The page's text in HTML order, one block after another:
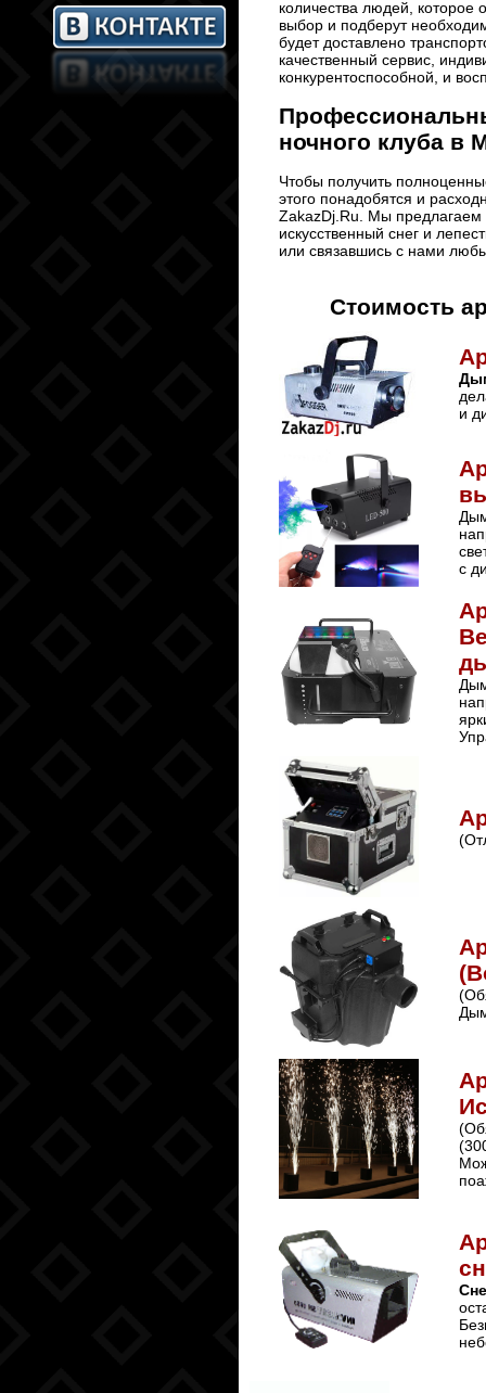
количества людей, которое
выбор и подберут
будет доставлено
качественный сервис,
конкурентоспособной, и
ночного клуба в
Чтобы получить
этого понадобятся и
ZakazDj.Ru. Мы предлагаем
искусственный снег и
или связавшись с нами
Стоимость
и
с